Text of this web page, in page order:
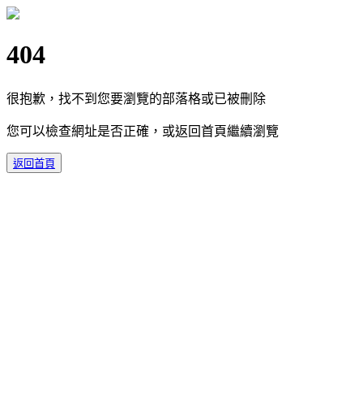
404
很抱歉，找不到您要瀏覽的部落格或已被刪除
您可以檢查網址是否正確，或返回首頁繼續瀏覽
返回首頁